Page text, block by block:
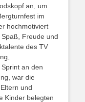
an, um
im
hochmotiviert
Freude und
des TV
an den
war die
und
Kinder belegten